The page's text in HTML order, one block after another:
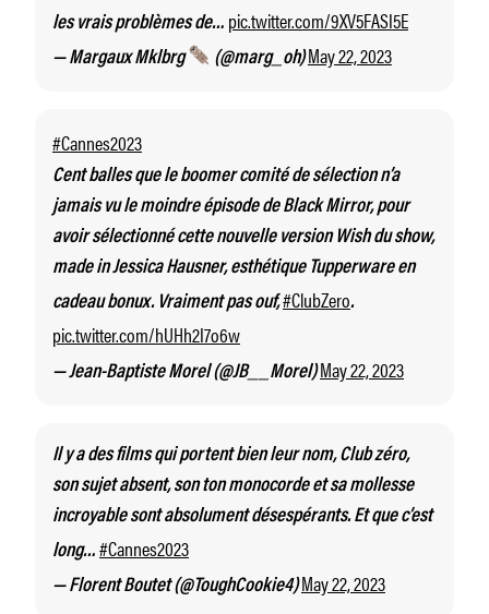
les vrais problèmes de… pic.twitter.com/9XV5FASI5E
— Margaux Mklbrg (@marg_oh)May 22, 2023
#Cannes2023
Cent balles que le boomer comité de sélection n’a
jamais vu le moindre épisode de Black Mirror, pour
avoir sélectionné cette nouvelle version Wish du show,
made in Jessica Hausner, esthétique Tupperware en
cadeau bonux. Vraiment pas ouf,#ClubZero.
pic.twitter.com/hUHh2I7o6w
— Jean-Baptiste Morel (@JB__Morel)May 22, 2023
Il y a des films qui portent bien leur nom, Club zéro,
son sujet absent, son ton monocorde et sa mollesse
incroyable sont absolument désespérants. Et que c’est
long… #Cannes2023
— Florent Boutet (@ToughCookie4)May 22, 2023